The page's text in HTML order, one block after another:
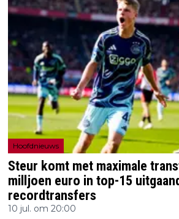
Hoofdnieuws
Steur komt met maximale
milljoen euro in top-15
recordtransfers
10 jul. om 20:00